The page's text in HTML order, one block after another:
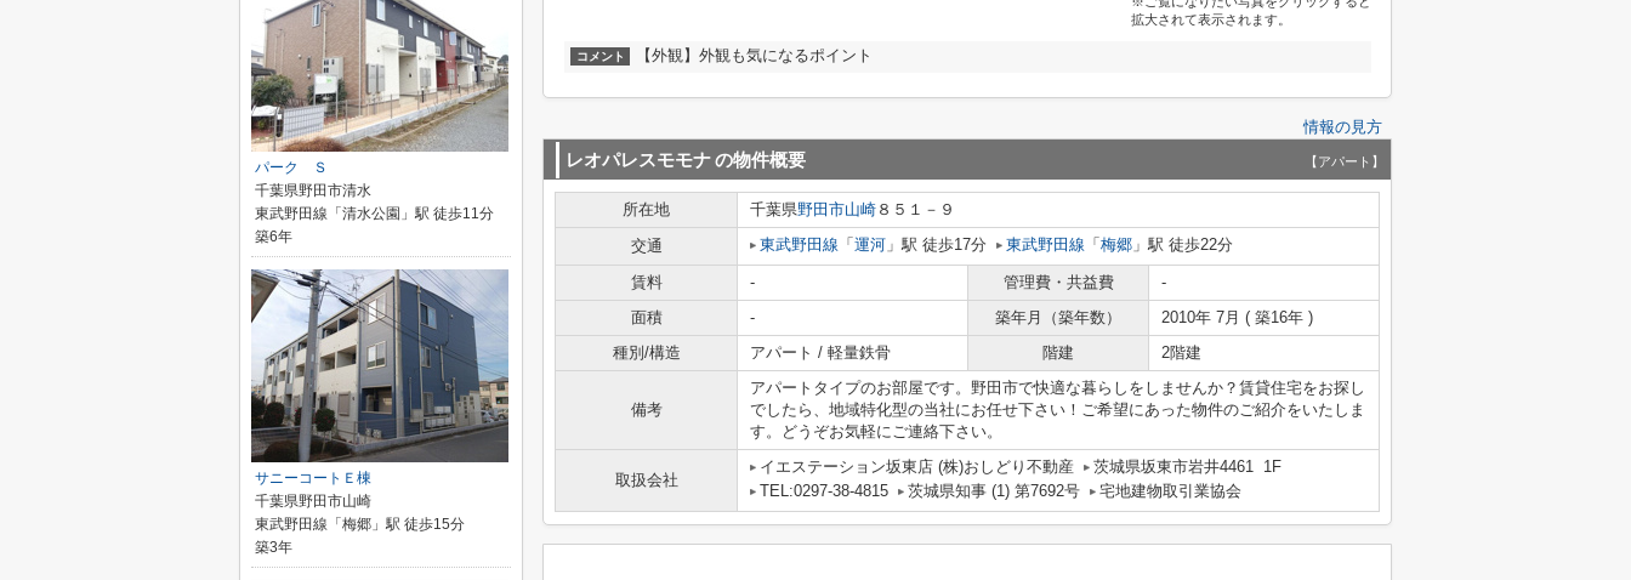
拡大されて表示されます。
コメント 【外観】外観も気になるポイント
情報の見方
レオパレスモモナの物件概要 【アパート】
所在地 千葉県野田市山崎 ８５１－９
交通
東武野田線 「 運河 」駅 徒歩17分 東武野田線 「 梅郷 」駅 徒歩22分
賃料 - 管理費・共益費
-
面積
- 築年月（築年数）
2010年 7月 ( 築16年 )
種別/構造
アパート / 軽量鉄骨 階建 2階建
備考
アパートタイプのお部屋です。野田市で快適な暮らしをしませんか？賃貸住宅をお探し
でしたら、地域特化型の当社にお任せ下さい！ご希望にあった物件のご紹介をいたしま
す。どうぞお気軽にご連絡下さい。
取扱会社
イエステーション坂東店 (株)おしどり不動産
茨城県坂東市岩井4461 1F
TEL:0297-38-4815
茨城県知事 (1) 第7692号 宅地建物取引業協会
パーク Ｓ
千葉県野田市清水
東武野田線「清水公園」駅 徒歩11分
築6年
サニーコートＥ棟
千葉県野田市山崎
東武野田線「梅郷」駅 徒歩15分
築3年